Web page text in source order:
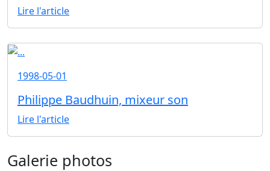
Lire l'article
1998-05-01
Philippe Baudhuin, mixeur son
Lire l'article
Galerie photos